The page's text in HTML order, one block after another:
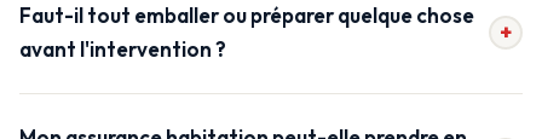
Faut-il tout emballer ou préparer quelque chose
avant l'intervention ?
+